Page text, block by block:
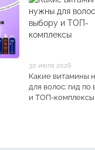
30 июля 2026
Какие витамины
для волос: гид по
и ТОП-комплексы